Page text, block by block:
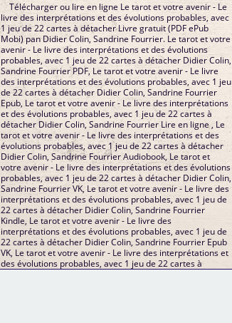
Télécharger ou lire en ligne Le tarot et votre avenir - Le
livre des interprétations et des évolutions probables, avec
1 jeu de 22 cartes à détacher Livre gratuit (PDF ePub
Mobi) pan Didier Colin, Sandrine Fourrier. Le tarot et votre
avenir - Le livre des interprétations et des évolutions
probables, avec 1 jeu de 22 cartes à détacher Didier Colin,
Sandrine Fourrier PDF, Le tarot et votre avenir - Le livre
des interprétations et des évolutions probables, avec 1 jeu
de 22 cartes à détacher Didier Colin, Sandrine Fourrier
Epub, Le tarot et votre avenir - Le livre des interprétations
et des évolutions probables, avec 1 jeu de 22 cartes à
détacher Didier Colin, Sandrine Fourrier Lire en ligne , Le
tarot et votre avenir - Le livre des interprétations et des
évolutions probables, avec 1 jeu de 22 cartes à détacher
Didier Colin, Sandrine Fourrier Audiobook, Le tarot et
votre avenir - Le livre des interprétations et des évolutions
probables, avec 1 jeu de 22 cartes à détacher Didier Colin,
Sandrine Fourrier VK, Le tarot et votre avenir - Le livre des
interprétations et des évolutions probables, avec 1 jeu de
22 cartes à détacher Didier Colin, Sandrine Fourrier
Kindle, Le tarot et votre avenir - Le livre des
interprétations et des évolutions probables, avec 1 jeu de
22 cartes à détacher Didier Colin, Sandrine Fourrier Epub
VK, Le tarot et votre avenir - Le livre des interprétations et
des évolutions probables, avec 1 jeu de 22 cartes à